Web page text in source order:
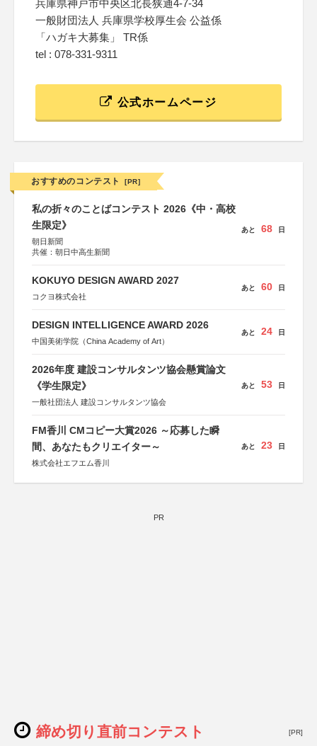
兵庫県神戸市中央区北長狭通4-7-34
一般財団法人 兵庫県学校厚生会 公益係
「ハガキ大募集」 TR係
tel : 078-331-9311
公式ホームページ
おすすめのコンテスト [PR]
私の折々のことばコンテスト 2026《中・高校
生限定》
朝日新聞
共催：朝日中高生新聞
あと 68 日
KOKUYO DESIGN AWARD 2027
コクヨ株式会社
あと 60 日
DESIGN INTELLIGENCE AWARD 2026
中国美術学院（China Academy of Art）
あと 24 日
2026年度 建設コンサルタンツ協会懸賞論文
《学生限定》
一般社団法人 建設コンサルタンツ協会
あと 53 日
FM香川 CMコピー大賞2026 ～応募した瞬
間、あなたもクリエイター～
株式会社エフエム香川
あと 23 日
PR
締め切り直前コンテスト [PR]